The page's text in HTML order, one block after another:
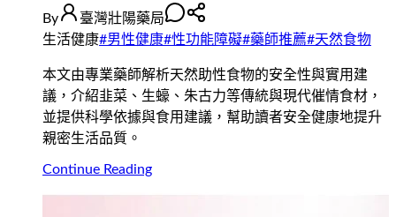
By
臺灣壯陽藥局
生活健康#男性健康#性功能障礙#藥師推薦#天然食物
本文由專業藥師解析天然助性食物的安全性與實用建
議，介紹韭菜、生蠔、朱古力等傳統與現代催情食材，
並提供科學依據與食用建議，幫助讀者安全健康地提升
親密生活品質。
Continue Reading